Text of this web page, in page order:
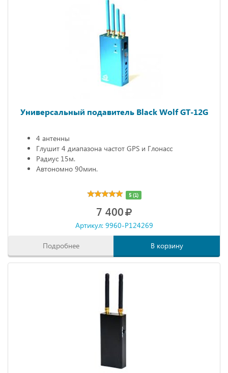
Универсальный подавитель Black Wolf GT-12G
4 антенны
Глушит 4 диапазона частот GPS и Глонасс
Радиус 15м.
Автономно 90мин.
5 (1)
7 400
Артикул: 9960-P124269
Подробнее В корзину